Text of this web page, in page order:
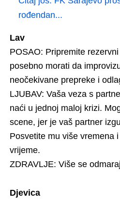
rođendan...
Lav
POSAO: Pripremite
posebno morati da
neočekivane prepreke i
LJUBAV: Vaša veza s
naći u jednoj maloj krizi.
scene, jer je vaš partner
Posvetite mu više vremena
vrijeme.
ZDRAVLJE: Više se
Djevica